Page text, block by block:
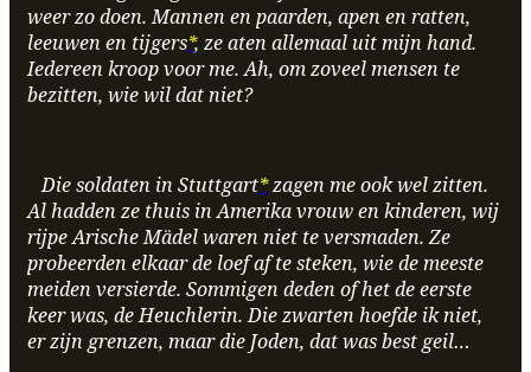
weer zo doen. Mannen en paarden, apen en ratten,
leeuwen en tijgers*, ze aten allemaal uit mijn hand.
Iedereen kroop voor me. Ah, om zoveel mensen te
bezitten, wie wil dat niet?
Die soldaten in Stuttgart*zagen me ook wel zitten.
Al hadden ze thuis in Amerika vrouw en kinderen, wij
rijpe Arische Mädel waren niet te versmaden. Ze
probeerden elkaar de loef af te steken, wie de meeste
meiden versierde. Sommigen deden of het de eerste
keer was, de Heuchlerin. Die zwarten hoefde ik niet,
er zijn grenzen, maar die Joden, dat was best geil…